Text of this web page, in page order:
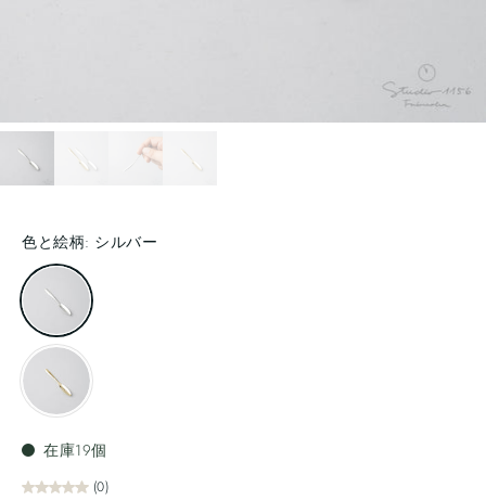
色と絵柄: シルバー
在庫19個
(0)